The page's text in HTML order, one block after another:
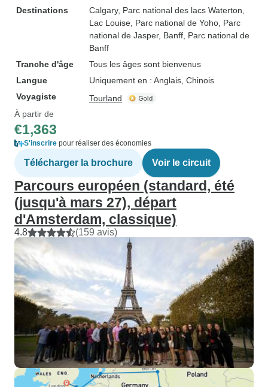
Destinations Calgary, Parc national des lacs Waterton
Lac Louise , Parc national de Yoho , Parc
national de Jasper, Banff , Parc national de
Banff
Tranche d'âge
Tous les âges sont bienvenus
Langue
Uniquement en : Anglais, Chinois
Voyagiste
Tourland
À partir de
€1,363
S'inscrire pour réaliser des économies
Télécharger la brochure Voir le circuit
Parcours européen (standard, été
(jusqu'à mars 27), départ
d'Amsterdam, classique)
4.8 (159 avis)